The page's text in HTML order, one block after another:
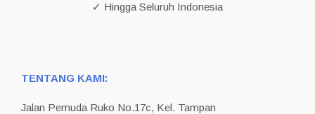
✓ Hingga Seluruh Indonesia
TENTANG KAMI:
Jalan Pemuda Ruko No.17c, Kel. Tampan